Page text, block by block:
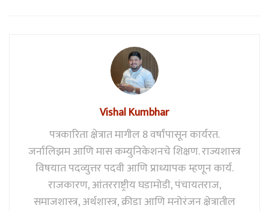
Vishal Kumbhar
पत्रकारिता क्षेत्रात मागील 8 वर्षांपासून कार्यरत.
जर्नालिझम आणि मास कम्युनिकेशनचे शिक्षण. राज्यशास्त्र
विषयात पदव्युत्तर पदवी आणि प्राध्यापक म्हणून कार्य.
राजकारण, आंतरराष्ट्रीय घडामोडी, पंचायतराज,
समाजशास्त्र, अर्थशास्त्र, क्रीडा आणि मनोरंजन क्षेत्रातील